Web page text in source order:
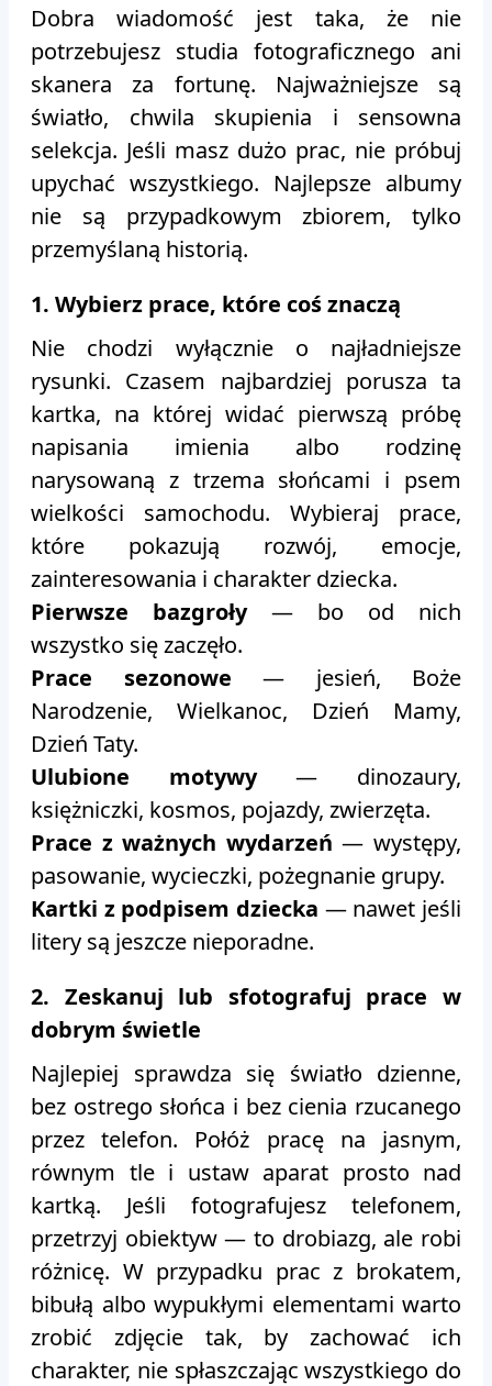
Dobra wiadomość jest taka, że nie
potrzebujesz studia fotograficznego ani
skanera za fortunę. Najważniejsze są
światło, chwila skupienia i sensowna
selekcja. Jeśli masz dużo prac, nie próbuj
upychać wszystkiego. Najlepsze albumy
nie są przypadkowym zbiorem, tylko
przemyślaną historią.
1. Wybierz prace, które coś znaczą
Nie chodzi wyłącznie o najładniejsze
rysunki. Czasem najbardziej porusza ta
kartka, na której widać pierwszą próbę
napisania imienia albo rodzinę
narysowaną z trzema słońcami i psem
wielkości samochodu. Wybieraj prace,
które pokazują rozwój, emocje,
zainteresowania i charakter dziecka.
Pierwsze bazgroły— bo od nich
wszystko się zaczęło.
Prace sezonowe — jesień, Boże
Narodzenie, Wielkanoc, Dzień Mamy,
Dzień Taty.
Ulubione motywy— dinozaury,
księżniczki, kosmos, pojazdy, zwierzęta.
Prace z ważnych wydarzeń — występy,
pasowanie, wycieczki, pożegnanie grupy.
Kartki z podpisem dziecka — nawet jeśli
litery są jeszcze nieporadne.
2. Zeskanuj lub sfotografuj prace w
dobrym świetle
Najlepiej sprawdza się światło dzienne,
bez ostrego słońca i bez cienia rzucanego
przez telefon. Połóż pracę na jasnym,
równym tle i ustaw aparat prosto nad
kartką. Jeśli fotografujesz telefonem,
przetrzyj obiektyw — to drobiazg, ale robi
różnicę. W przypadku prac z brokatem,
bibułą albo wypukłymi elementami warto
zrobić zdjęcie tak, by zachować ich
charakter, nie spłaszczając wszystkiego do